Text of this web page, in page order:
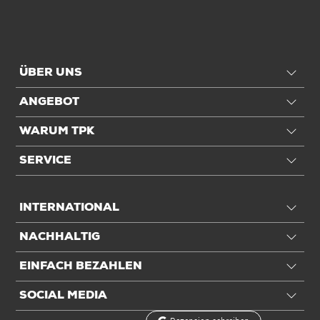
Einheiten
Inhalt
Einheiten
Alle Angaben ohne Gewähr, Druckfehler vorbehalten.
ÜBER UNS
ANGEBOT
WARUM TPK
SERVICE
INTERNATIONAL
NACHHALTIG
EINFACH BEZAHLEN
SOCIAL MEDIA